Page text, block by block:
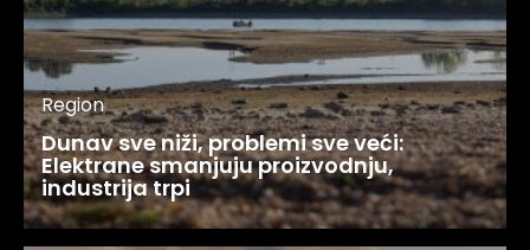
Region
Dunav sve niži, problemi sve veći:
Elektrane smanjuju proizvodnju,
industrija trpi